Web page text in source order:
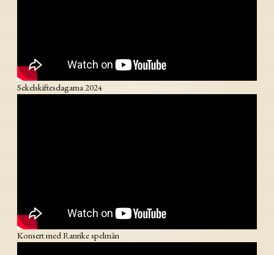
Sekelskiftesdagarna 2024
Konsert med Ranrike spelmän